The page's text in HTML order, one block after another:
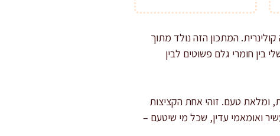
המתכון הזה נולד מתוך
בין חומרי גלם פשוטים לבין
ומלאת טעם. זוהי אחת הקציצות
ואומאמי עדין, שכל מי שיטעם –